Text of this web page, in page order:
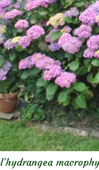
l’hydrangea